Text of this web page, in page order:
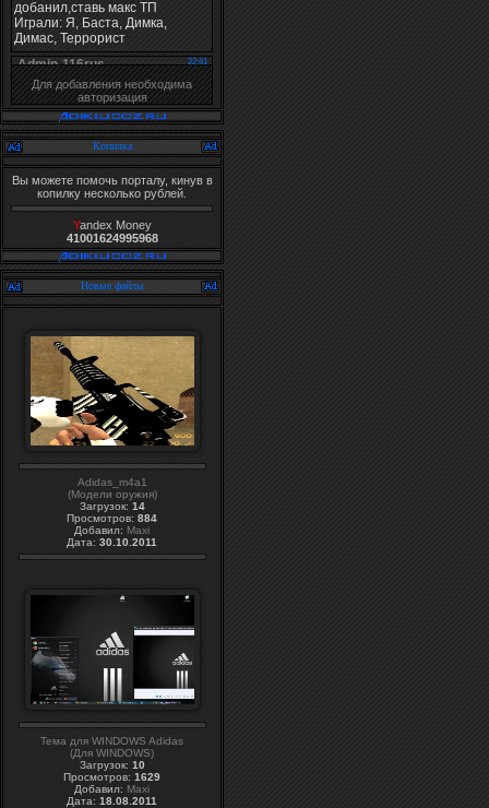
Для добавления необходима
авторизация
Копилка
Вы можете помочь порталу, кинув в
копилку несколько рублей.
Yandex Money
41001624995968
Новые файлы
Adidas_m4a1
(Модели оружия)
Загрузок: 14
Просмотров: 884
Добавил: Maxi
Дата: 30.10.2011
Тема для WINDOWS Adidas
(Для WINDOWS)
Загрузок: 10
Просмотров: 1629
Добавил: Maxi
Дата: 18.08.2011